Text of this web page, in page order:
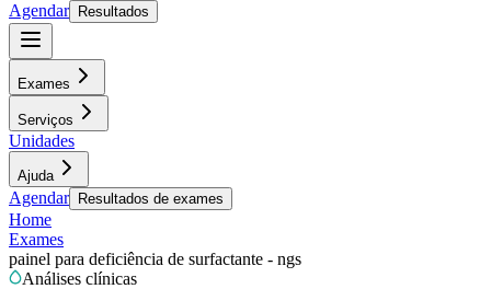
Agendar
Resultados
Exames
Serviços
Unidades
Ajuda
Agendar Resultados de exames
Home
Exames
painel para deficiência de surfactante - ngs
Análises clínicas